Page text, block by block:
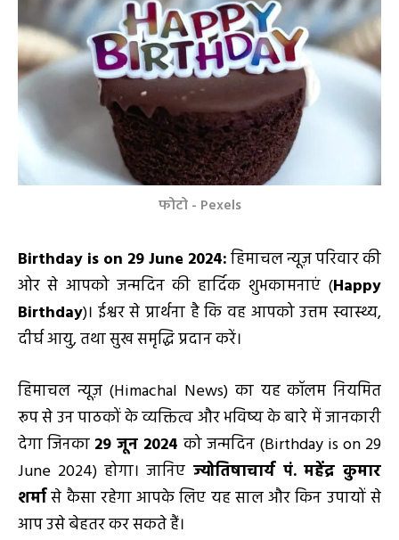
फोटो - Pexels
Birthday is on 29 June 2024:हिमाचल न्यूज़ परिवार की
ओर से आपको जन्मदिन की हार्दिक शुभकामनाएं (Happy
Birthday)। ईश्वर से प्रार्थना है कि वह आपको उत्तम स्वास्थ्य,
दीर्घ आयु, तथा सुख समृद्धि प्रदान करें।
हिमाचल न्यूज़ (Himachal News) का यह कॉलम नियमित
रूप से उन पाठकों के व्यक्तित्व और भविष्य के बारे में जानकारी
देगा जिनका 29 जून 2024 को जन्मदिन (Birthday is on 29
June 2024) होगा। जानिए ज्योतिषाचार्य पं. महेंद्र कुमार
शर्मासे कैसा रहेगा आपके लिए यह साल और किन उपायों से
आप उसे बेहतर कर सकते हैं।